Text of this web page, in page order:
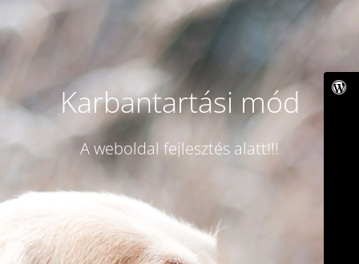
Karbantartási mód
A weboldal fejlesztés alatt!!!